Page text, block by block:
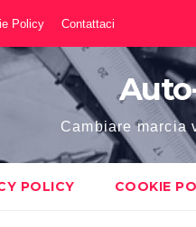
Policy Contattaci
Cambiare marcia
POLICY COOKIE